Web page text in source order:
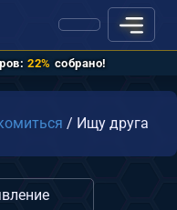
22% собрано!
/ Ищу друга